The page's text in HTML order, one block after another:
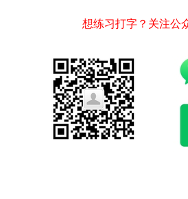
想练习打字？关注公